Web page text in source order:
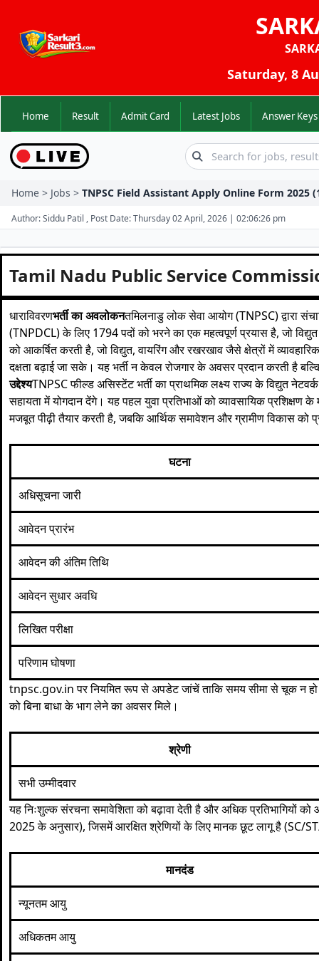
Saturday, 8
Home Result Admit Card Latest Jobs Answer
Home > Jobs > TNPSC Field Assistant Apply Online Form 2025
Author: Siddu Patil , Post Date: Thursday 02 April, 2026 | 02:06:26 pm
Tamil Nadu Public Service
धाराविवरणभर्ती का अवलोकनतमिलनाडु लोक सेवा आयोग (TNPSC) द्वारा
(TNPDCL) के लिए 1794 पदों को भरने का एक महत्वपूर्ण प्रयास है, जो
को आकर्षित करती है, जो विद्युत, वायरिंग और रखरखाव जैसे क्षेत्रों में
दक्षता बढ़ाई जा सके। यह भर्ती न केवल रोजगार के अवसर प्रदान करती है
उद्देश्यTNPSC फील्ड असिस्टेंट भर्ती का प्राथमिक लक्ष्य राज्य के विद्युत
सहायता में योगदान देंगे। यह पहल युवा प्रतिभाओं को व्यावसायिक प्रशिक्षण
मजबूत पीढ़ी तैयार करती है, जबकि आर्थिक समावेशन और ग्रामीण विकास को
घटना
अधिसूचना जारी
आवेदन प्रारंभ
आवेदन की अंतिम तिथि
आवेदन सुधार अवधि
लिखित परीक्षा
परिणाम घोषणा
tnpsc.gov.in पर नियमित रूप से अपडेट जांचें ताकि समय सीमा से चूक न
को बिना बाधा के भाग लेने का अवसर मिले।
श्रेणी
सभी उम्मीदवार
यह निःशुल्क संरचना समावेशिता को बढ़ावा देती है और अधिक प्रतिभागियों
2025 के अनुसार), जिसमें आरक्षित श्रेणियों के लिए मानक छूट लागू है (SC/
मानदंड
न्यूनतम आयु
अधिकतम आयु